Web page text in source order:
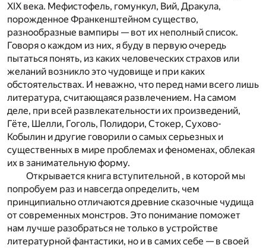
XIX века. Мефистофель, гомункул, Вий, Дракула,
порожденное Франкенштейном существо,
разнообразные вампиры — вот их неполный список.
Говоря о каждом из них, я буду в первую очередь
пытаться понять, из каких человеческих страхов или
желаний возникло это чудовище и при каких
обстоятельствах. И неважно, что перед нами всего лишь
литература, считающаяся развлечением. На самом
деле, при всей развлекательности их произведений,
Гёте, Шелли, Гоголь, Полидори, Стокер, Сухово-
Кобылин и другие говорили о самых серьезных и
существенных в мире проблемах и феноменах, облекая
их в занимательную форму.
Открывается книга вступительной , в которой мы
попробуем раз и навсегда определить, чем
принципиально отличаются древние сказочные чудища
от современных монстров. Это понимание поможет
нам лучше разобраться не только в устройстве
литературной фантастики, но и в самих себе — в своей